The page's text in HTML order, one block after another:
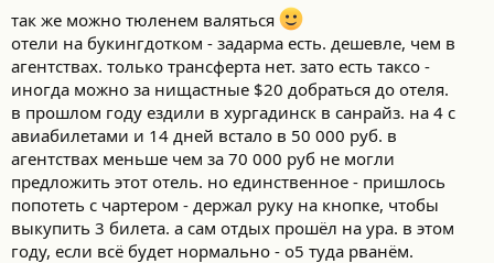
так же можно тюленем валяться
отели на букингдотком - задарма есть. дешевле, чем в
агентствах. только трансферта нет. зато есть таксо -
иногда можно за нищастные $20 добраться до отеля.
в прошлом году ездили в хургадинск в санрайз. на 4 с
авиабилетами и 14 дней встало в 50 000 руб. в
агентствах меньше чем за 70 000 руб не могли
предложить этот отель. но единственное - пришлось
попотеть с чартером - держал руку на кнопке, чтобы
выкупить 3 билета. а сам отдых прошёл на ура. в этом
году, если всё будет нормально - о5 туда рванём.